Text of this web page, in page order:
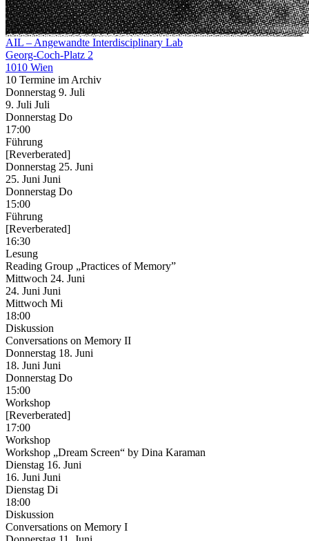
AIL – Angewandte Interdisciplinary Lab
Georg-Coch-Platz 2
1010 Wien
10 Termine im Archiv
Donnerstag 9. Juli
9. Juli Juli
Donnerstag Do
17:00
Führung
[Reverberated]
Donnerstag 25. Juni
25. Juni Juni
Donnerstag Do
15:00
Führung
[Reverberated]
16:30
Lesung
Reading Group „Practices of Memory”
Mittwoch 24. Juni
24. Juni Juni
Mittwoch Mi
18:00
Diskussion
Conversations on Memory II
Donnerstag 18. Juni
18. Juni Juni
Donnerstag Do
15:00
Workshop
[Reverberated]
17:00
Workshop
Workshop „Dream Screen“ by Dina Karaman
Dienstag 16. Juni
16. Juni Juni
Dienstag Di
18:00
Diskussion
Conversations on Memory I